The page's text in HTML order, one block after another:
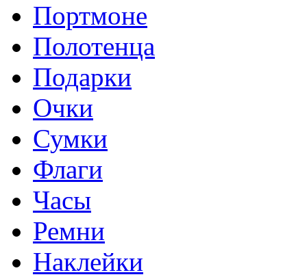
Портмоне
Полотенца
Подарки
Очки
Сумки
Флаги
Часы
Ремни
Наклейки